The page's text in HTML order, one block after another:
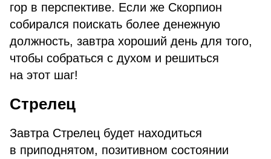
гор в перспективе. Если же Скорпион
собирался поискать более денежную
должность, завтра хороший день для того,
чтобы собраться с духом и решиться
на этот шаг!
Стрелец
Завтра Стрелец будет находиться
в приподнятом, позитивном состоянии